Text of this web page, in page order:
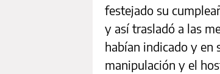
festejado su
y así trasladó a las
habían indicado y en
manipulación y el